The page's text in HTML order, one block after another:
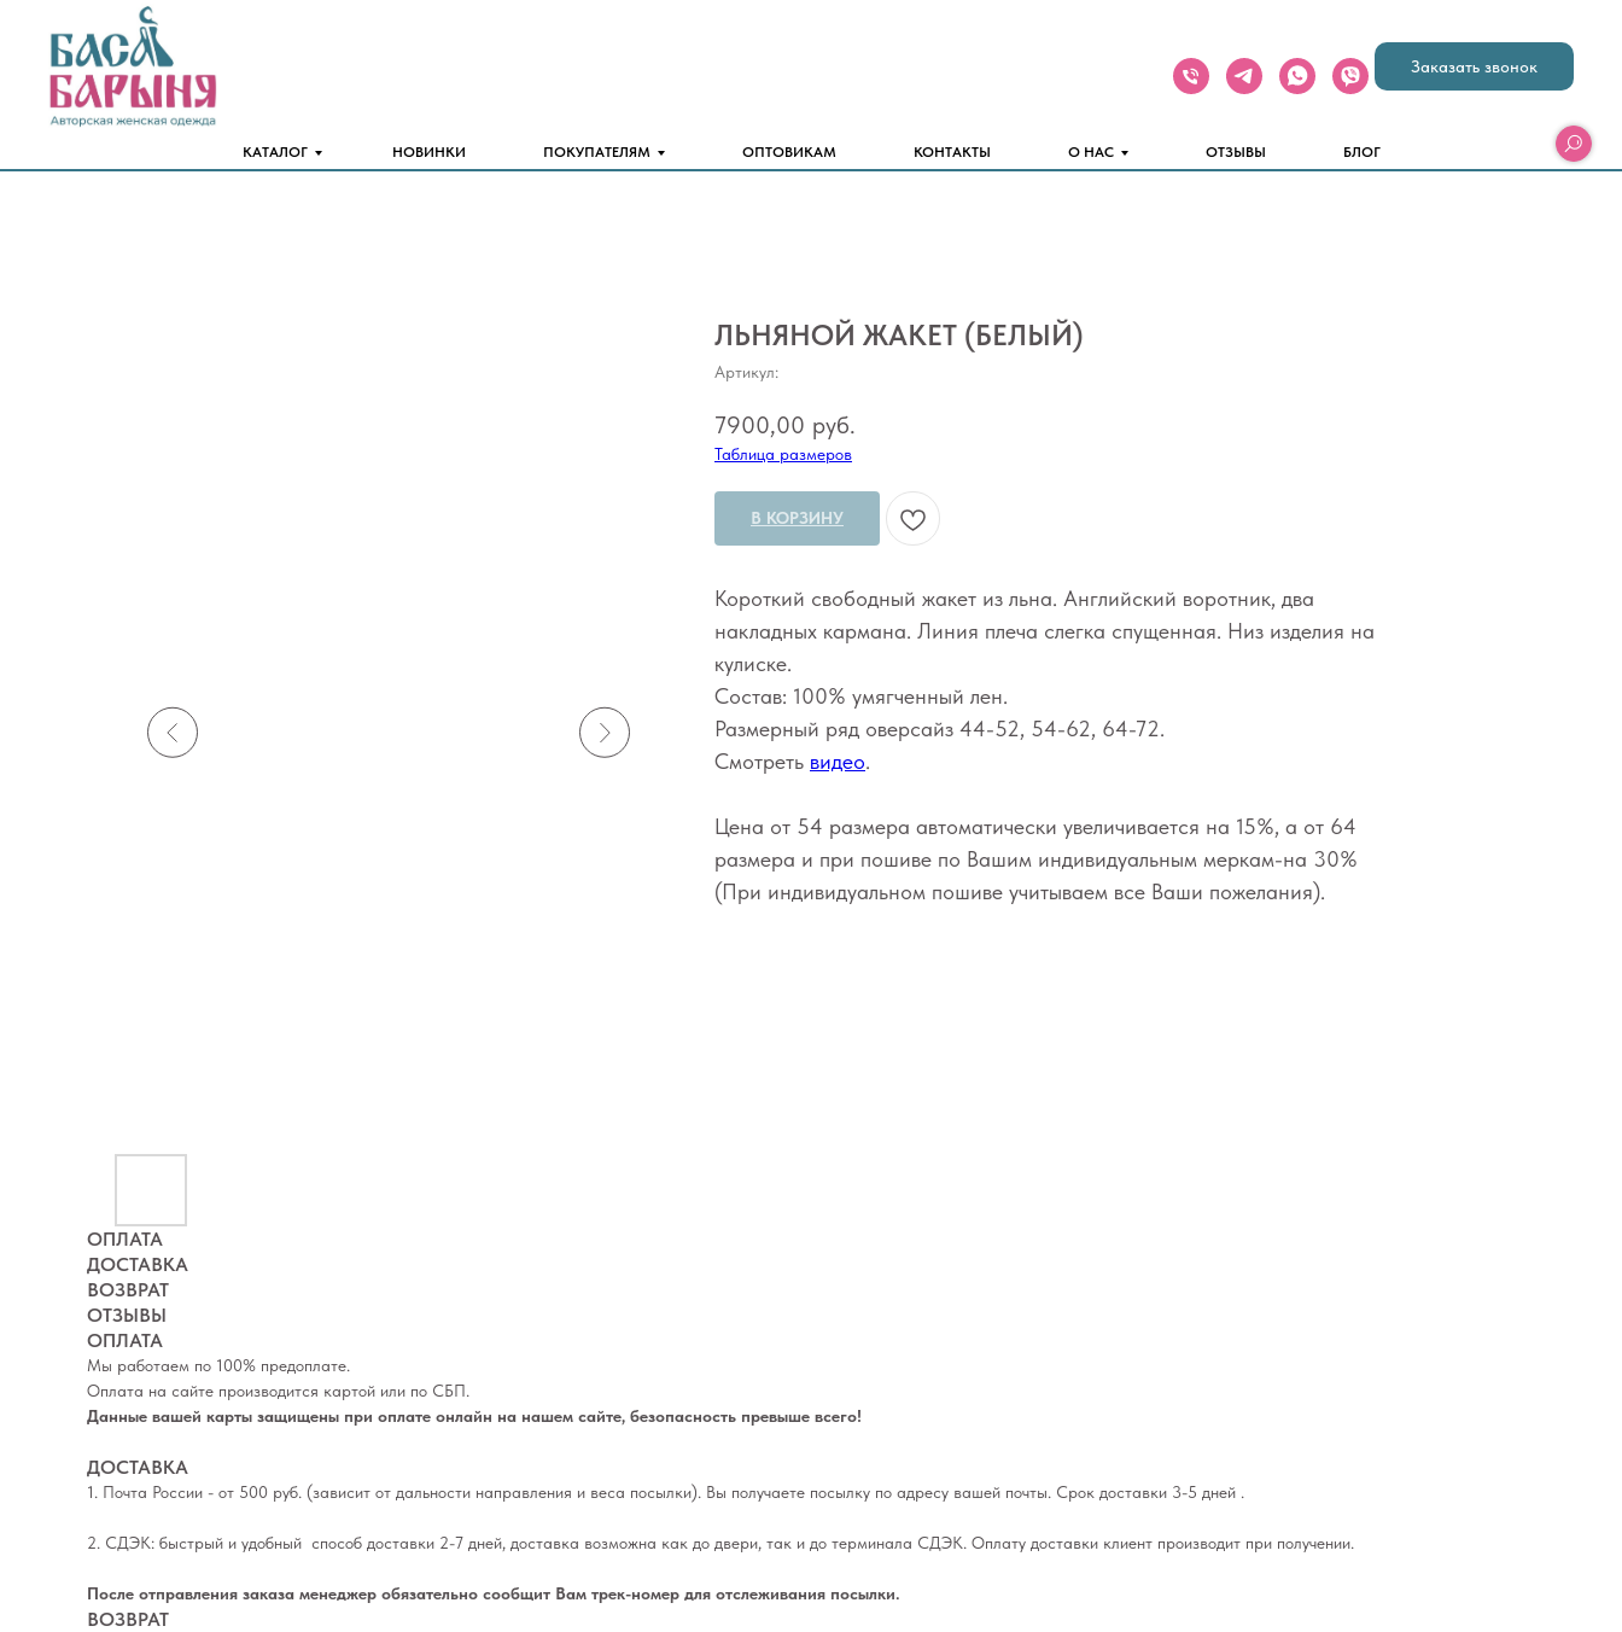
Заказать звонок
КАТАЛОГ НОВИНКИ ПОКУПАТЕЛЯМ ОПТОВИКАМ КОНТАКТЫ О НАС ОТЗЫВЫ БЛОГ
ЛЬНЯНОЙ ЖАКЕТ (БЕЛЫЙ)
Артикул:
7900,00 руб.
Таблица размеров
В КОРЗИНУ
Короткий свободный жакет из льна. Английский воротник, два
накладных кармана. Линия плеча слегка спущенная. Низ изделия на
кулиске.
Состав: 100% умягченный лен.
Размерный ряд оверсайз 44-52, 54-62, 64-72.
Смотреть видео.
Цена от 54 размера автоматически увеличивается на 15%, а от 64
размера и при пошиве по Вашим индивидуальным меркам-на 30%
(При индивидуальном пошиве учитываем все Ваши пожелания).
ОПЛАТА
ДОСТАВКА
ВОЗВРАТ
ОТЗЫВЫ
ОПЛАТА
Мы работаем по 100% предоплате.
Оплата на сайте производится картой или по СБП.
Данные вашей карты защищены при оплате онлайн на нашем сайте, безопасность превыше всего!
ДОСТАВКА
1. Почта России - от 500 руб. (зависит от дальности направления и веса посылки). Вы получаете посылку по адресу вашей почты. Срок доставки 3-5 дней .
2. СДЭК: быстрый и удобный способ доставки 2-7 дней, доставка возможна как до двери, так и до терминала СДЭК. Оплату доставки клиент производит при получении.
После отправления заказа менеджер обязательно сообщит Вам трек-номер для отслеживания посылки.
ВОЗВРАТ